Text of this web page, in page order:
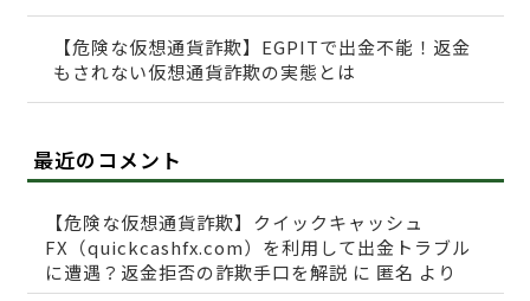
【危険な仮想通貨詐欺】EGPITで出金不能！返金
もされない仮想通貨詐欺の実態とは
最近のコメント
【危険な仮想通貨詐欺】クイックキャッシュ
FX（quickcashfx.com）を利用して出金トラブル
に遭遇？返金拒否の詐欺手口を解説 に 匿名 より